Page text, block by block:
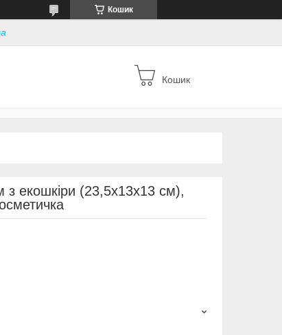
Кошик
Кошик
з екошкіри (23,5х13х13 см),